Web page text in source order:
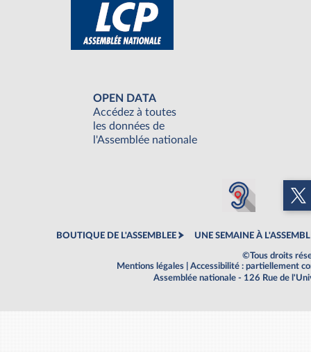
OPEN DATA
Accédez à toutes
les données de
l'Assemblée nationale
BOUTIQUE DE L'ASSEMBLEE UNE SEMAINE À
©Tous droits
Mentions légales
Accessibilité : partiellement
Assemblée nationale - 126 Rue de